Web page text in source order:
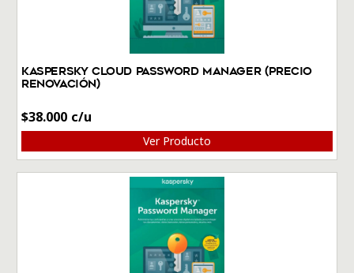
Kaspersky Cloud Password Manager (Precio
Renovación)
$38.000
Ver Producto